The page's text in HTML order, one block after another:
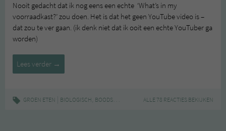
Nooit gedacht dat ik nog eens een echte ‘What’s in my
voorraadkast?’ zou doen. Het is dat het geen YouTube video is –
dat zou te ver gaan. (ik denk niet dat ik ooit een echte YouTuber ga
worden)
Lees verder Wat
vind
in
→
GROEN ETEN BIOLOGISCH, BOODSCHAPPEN INSPIRATIE,SMAAKT,VEGAN,
ALLE 78 REACTIES BEKIJKEN